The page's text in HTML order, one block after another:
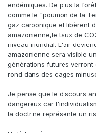
endémiques. De plus la
comme le "poumon de la
gaz carbonique et libèrent
amazonienne,le taux de
niveau mondial. L'air
amazonienne sera visible
générations futures verront
rond dans des cages
Je pense que le discours
dangereux car
la doctrine représente un